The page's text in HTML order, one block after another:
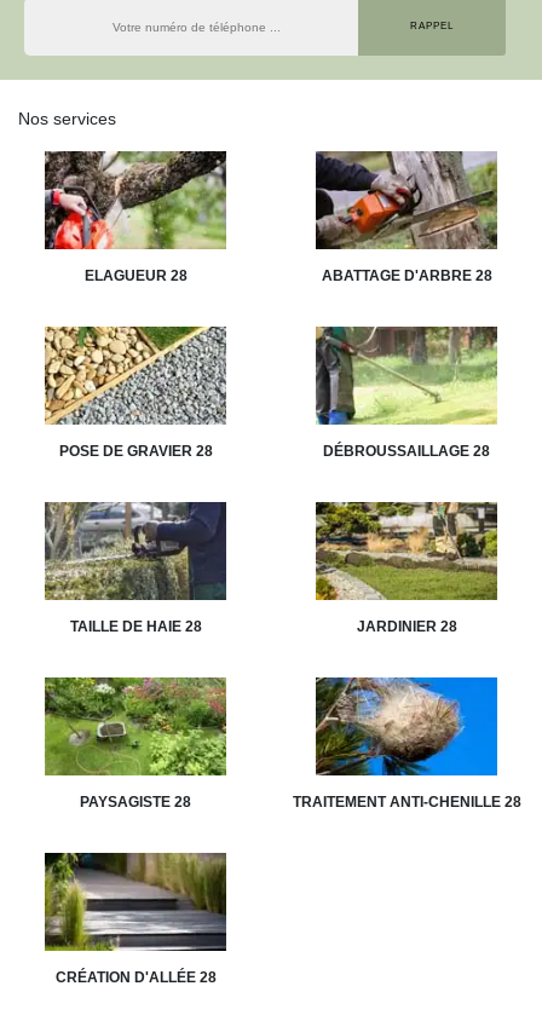
Nos services
ELAGUEUR 28 ABATTAGE D'ARBRE 28
POSE DE GRAVIER 28 DÉBROUSSAILLAGE 28
TAILLE DE HAIE 28 JARDINIER 28
PAYSAGISTE 28 TRAITEMENT ANTI-CHENILLE 28
CRÉATION D'ALLÉE 28